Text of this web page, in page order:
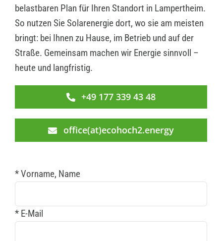
belastbaren Plan für Ihren Standort in Lampertheim.
So nutzen Sie Solarenergie dort, wo sie am meisten
bringt: bei Ihnen zu Hause, im Betrieb und auf der
Straße. Gemeinsam machen wir Energie sinnvoll –
heute und langfristig.
+49 177 339 43 48
office(at)ecohoch2.energy
* Vorname, Name
* E-Mail